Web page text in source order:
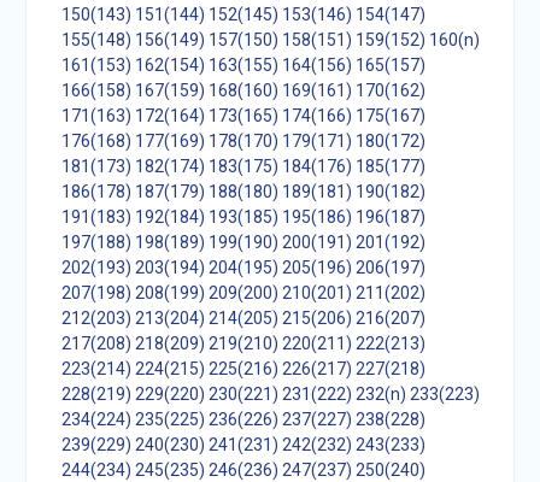
150(143) 151(144) 152(145) 153(146) 154(147)
155(148) 156(149) 157(150) 158(151) 159(152) 160(n)
161(153) 162(154) 163(155) 164(156) 165(157)
166(158) 167(159) 168(160) 169(161) 170(162)
171(163) 172(164) 173(165) 174(166) 175(167)
176(168) 177(169) 178(170) 179(171) 180(172)
181(173) 182(174) 183(175) 184(176) 185(177)
186(178) 187(179) 188(180) 189(181) 190(182)
191(183) 192(184) 193(185) 195(186) 196(187)
197(188) 198(189) 199(190) 200(191) 201(192)
202(193) 203(194) 204(195) 205(196) 206(197)
207(198) 208(199) 209(200) 210(201) 211(202)
212(203) 213(204) 214(205) 215(206) 216(207)
217(208) 218(209) 219(210) 220(211) 222(213)
223(214) 224(215) 225(216) 226(217) 227(218)
228(219) 229(220) 230(221) 231(222) 232(n) 233(223)
234(224) 235(225) 236(226) 237(227) 238(228)
239(229) 240(230) 241(231) 242(232) 243(233)
244(234) 245(235) 246(236) 247(237) 250(240)